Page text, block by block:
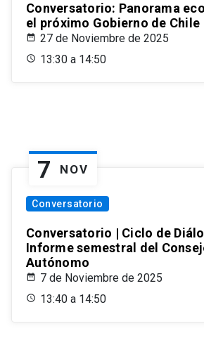
Conversatorio: Panorama
el próximo Gobierno de Chile
27 de Noviembre de 2025
13:30 a 14:50
7 NOV
Conversatorio
Conversatorio | Ciclo de
Informe semestral del
Autónomo
7 de Noviembre de 2025
13:40 a 14:50